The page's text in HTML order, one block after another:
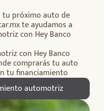
próximo auto de
te ayudamos a
con Hey Banco
con Hey Banco
comprarás tu auto
tu financiamiento
automotriz